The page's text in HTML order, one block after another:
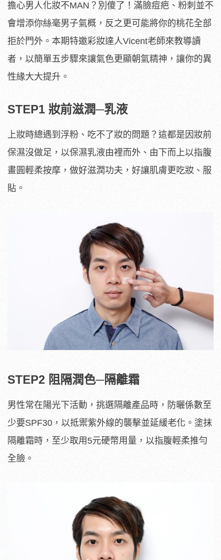
擔心男人化妝不MAN？別傻了！滿臉痘疤、粉刺並不
會增添你絲毫男子氣概，反之更可能將你的桃花全部
拒於門外。本期特邀彩妝達人Vicent老師來教導讀
者，以簡單五步驟來讓氣色更顯朝氣精神，讓你的異
性緣大大提升。
STEP1 妝前滋潤─乳液
上妝時總遇到浮粉、吃不了妝的問題？這都是因妝前
保濕沒做足，以保濕乳液由裡而外、由下而上以指腹
畫圓輕柔按摩，做好滋潤功夫，好讓肌膚更吃妝、服
貼。
STEP2 阻隔潤色─隔離霜
男性常在陽光下活動，挑選隔離產品時，防曬係數至
少要SPF30，以抵禦紫外線的襲擊並延緩老化。塗抹
隔離霜時，至少取用5元硬幣用量，以指腹輕柔推勻
全臉。